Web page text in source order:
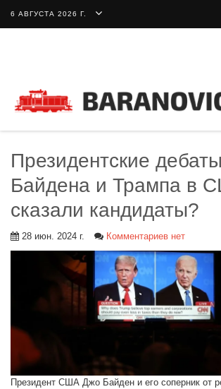
6 АВГУСТА 2026 Г.
Президентские дебаты
Байдена и Трампа в
сказали кандидаты?
28 июн. 2024 г. Комментариев нет
Президент США Джо Байден и его соперник от